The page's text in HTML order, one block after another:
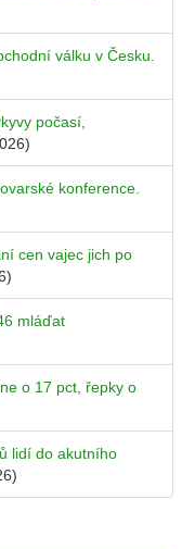
válku v Česku.
počasí,
konference.
cen vajec jich po
mláďat
o 17 pct, řepky o
lidí do akutního